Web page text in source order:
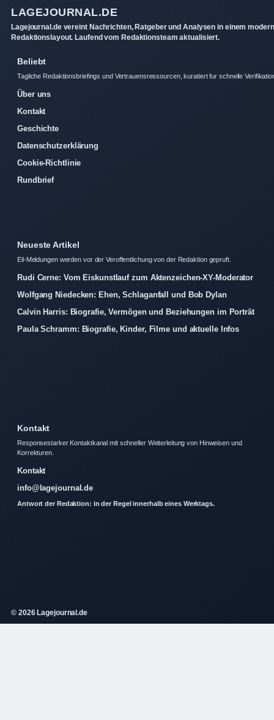
LAGEJOURNAL.DE
Lagejournal.de vereint Nachrichten, Ratgeber und Analysen in einem
Redaktionslayout. Laufend vom Redaktionsteam aktualisiert.
Beliebt
Tagliche Redaktionsbriefings und Vertrauensressourcen, kuratiert fur schnelle
Über uns
Kontakt
Geschichte
Datenschutzerklärung
Cookie-Richtlinie
Rundbrief
Neueste Artikel
Eil-Meldungen werden vor der Veroffentlichung von der Redaktion gepruft.
Rudi Cerne: Vom Eiskunstlauf zum Aktenzeichen-XY-Moderator
Wolfgang Niedecken: Ehen, Schlaganfall und Bob Dylan
Calvin Harris: Biografie, Vermögen und Beziehungen im Porträt
Paula Schramm: Biografie, Kinder, Filme und aktuelle Infos
Kontakt
Responsestarker Kontaktkanal mit schneller Weiterleitung von Hinweisen und
Korrekturen.
Kontakt
info@lagejournal.de
Antwort der Redaktion: in der Regel innerhalb eines Werktags.
© 2026 Lagejournal.de